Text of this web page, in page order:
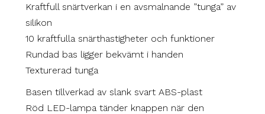
Kraftfull snärtverkan i en avsmalnande ”tunga” av
silikon
10 kraftfulla snärthastigheter och funktioner
Rundad bas ligger bekvämt i handen
Texturerad tunga
Basen tillverkad av slank svart ABS-plast
Röd LED-lampa tänder knappen när den